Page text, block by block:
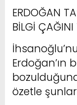
ERDOĞAN
BİLGİ ÇAĞINI
Erdoğan’ın
özetle